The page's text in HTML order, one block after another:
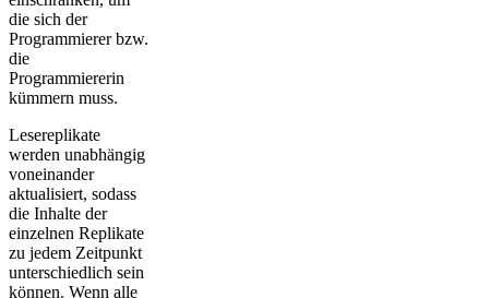
die sich der
Programmierer bzw.
die
Programmiererin
kümmern muss.
Lesereplikate
werden unabhängig
voneinander
aktualisiert, sodass
die Inhalte der
einzelnen Replikate
zu jedem Zeitpunkt
unterschiedlich sein
können. Wenn alle